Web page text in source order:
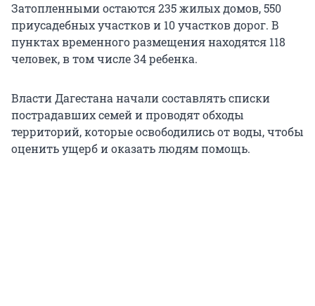
Затопленными остаются 235 жилых домов, 550
приусадебных участков и 10 участков дорог. В
пунктах временного размещения находятся 118
человек, в том числе 34 ребенка.
Власти Дагестана начали составлять списки
пострадавших семей и проводят обходы
территорий, которые освободились от воды, чтобы
оценить ущерб и оказать людям помощь.